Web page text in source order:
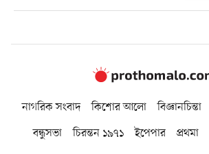
নাগরিক সংবাদ কিশোর আলো বিজ্ঞানচিন্তা
বন্ধুসভা
চিরন্তন ১৯৭১ ইপেপার প্রথমা